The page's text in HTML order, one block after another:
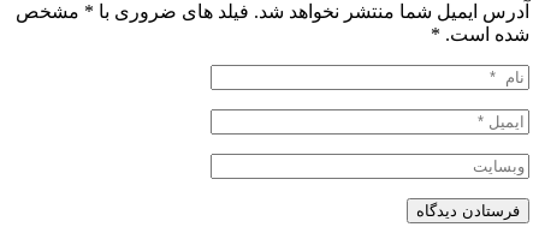
آدرس ایمیل شما منتشر نخواهد شد. فیلد های ضروری با * مشخص
شده است. *